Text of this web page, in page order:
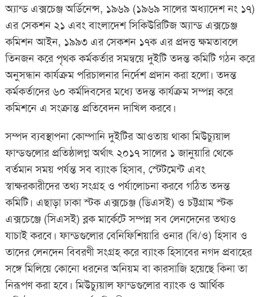
অ্যান্ড এক্সচেঞ্জ অর্ডিনেন্স, ১৯৬৯ (১৯৬৯ সালের অধ্যাদেশ নং ১৭)
এর সেকশন ২১ এবং বাংলাদেশ সিকিউরিটিজ অ্যান্ড এক্সচেঞ্জ
কমিশন আইন, ১৯৯৩ এর সেকশন ১৭ক এর প্রদত্ত ক্ষমতাবলে
তিনজন করে পৃথক কর্মকর্তার সমন্বয়ে দুইটি তদন্ত কমিটি গঠন করে
অনুসন্ধান কার্যক্রম পরিচালনার নির্দেশ প্রদান করা হলো। তদন্ত
কর্মকর্তাদের ৬০ কর্মদিবসের মধ্যে তদন্ত কার্যক্রম সম্পন্ন করে
কমিশনে এ সংক্রান্ত প্রতিবেদন দাখিল করবে।
সম্পদ ব্যবস্থাপনা কোম্পানি দুইটির আওতায় থাকা মিউচ্যুয়াল
ফান্ডগুলোর প্রতিষ্ঠালগ্ন অর্থাৎ ২০১৭ সালের ১ জানুয়ারি থেকে
বর্তমান সময় পর্যন্ত সব ব্যাংক হিসাব, স্টেটমেন্ট এবং
স্বাক্ষরকারীদের তথ্য সংগ্রহ ও পর্যালোচনা করবে গঠিত তদন্ত
কমিটি। এছাড়া ঢাকা স্টক এক্সচেঞ্জ (ডিএসই) ও চট্টগ্রাম স্টক
এক্সচেঞ্জে (সিএসই) ব্লক মার্কেটে সম্পন্ন সব লেনদেনের তথ্যও
যাচাই করবে। ফান্ডগুলোর বেনিফিশিয়ারি ওনার (বি/ও) হিসাব ও
তাদের লেনদেন বিবরণী সংগ্রহ করে ব্যাংক হিসাবের নগদ প্রবাহের
সঙ্গে মিলিয়ে কোনো ধরনের অনিয়ম বা কারসাজি হয়েছে কিনা তা
নিরূপণ করা হবে। মিউচ্যুয়াল ফান্ডগুলোর ব্যাংক ও আর্থিক